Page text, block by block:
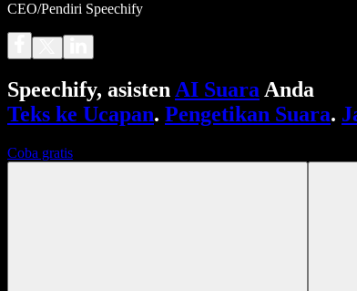
CEO/Pendiri Speechify
Speechify, asisten AI Suara Anda
Teks ke Ucapan. Pengetikan Suara.
Coba gratis